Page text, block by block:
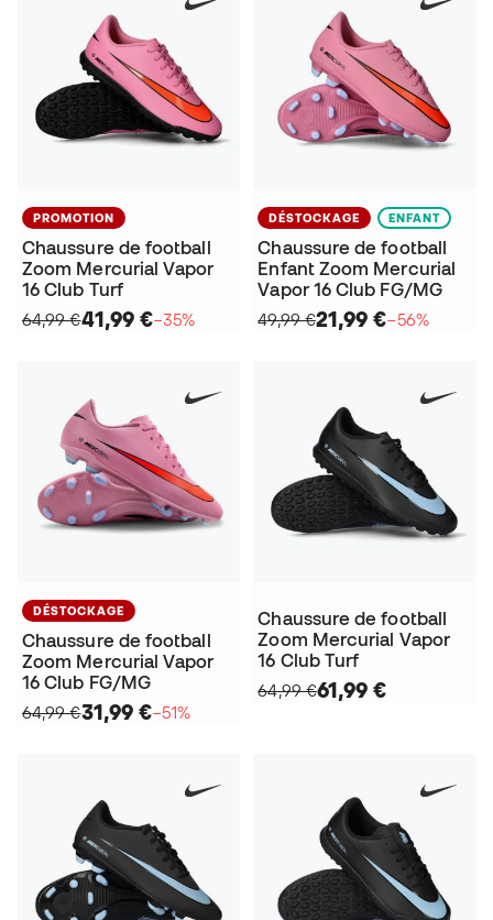
PROMOTION
Chaussure de football
Zoom Mercurial Vapor
16 Club Turf
64,99 €41,99 €−35%
DÉSTOCKAGE ENFANT
Chaussure de football
Enfant Zoom Mercurial
Vapor 16 Club FG/MG
49,99 €21,99 €−56%
DÉSTOCKAGE
Chaussure de football
Zoom Mercurial Vapor
16 Club FG/MG
64,99 €31,99 €−51%
Chaussure de football
Zoom Mercurial Vapor
16 Club Turf
64,99 €61,99 €